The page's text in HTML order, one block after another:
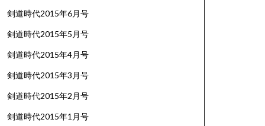
剣道時代2015年6月号
剣道時代2015年5月号
剣道時代2015年4月号
剣道時代2015年3月号
剣道時代2015年2月号
剣道時代2015年1月号